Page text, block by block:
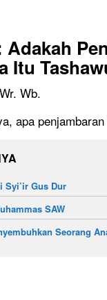
Adakah
Itu
Wb.
apa
Syi’ir Gus Dur
SAW
Seorang